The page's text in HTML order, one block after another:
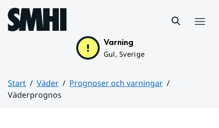
Hoppa till sidans innehåll
Varning
Gul, Sverige
Start Väder
Prognoser och varningar
Väderprognos